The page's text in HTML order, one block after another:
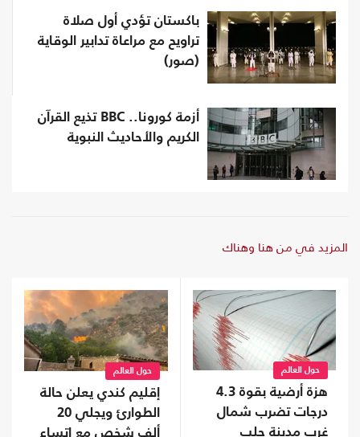
باكستان تؤدي أول صلاة
تراويح مع مراعاة تدابير الوقاية
(صور)
أزمة كورونا.. BBC تذيع القرآن
الكريم والأحاديث النبوية
المزيد في من هنا وهناك
حول العالم
هزة أرضية بقوة 4.3
درجات تضرب شمال
غرب مدينة حلب
حول العالم
إقليم كندي يعلن حالة
الطوارئ ويجلي 20
ألف شخص مع اتساع